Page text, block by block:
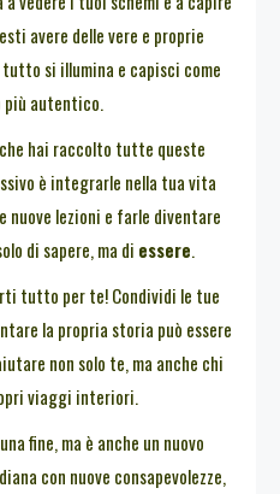
avere delle vere e proprie
si illumina e capisci come
più autentico.
hai raccolto tutte queste
è integrarle nella tua vita
nuove lezioni e farle diventare
di sapere, ma di essere.
tutto per te! Condividi le tue
la propria storia può essere
non solo te, ma anche chi
viaggi interiori.
fine, ma è anche un nuovo
con nuove consapevolezze,